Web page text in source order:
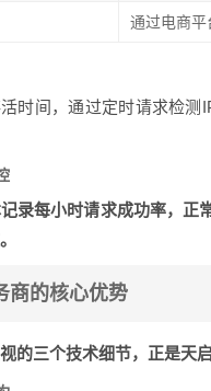
通过电商
时间，通过定时请求检测
录每小时请求成功率，正
商的核心优势
的三个技术细节，正是天